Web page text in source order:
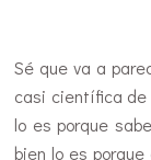
Sé que va a
casi científica de
lo es porque
bien lo es